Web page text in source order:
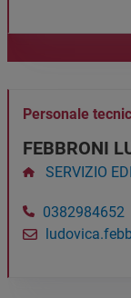
Personale
FEBBRONI
SERVIZIO
0382984652